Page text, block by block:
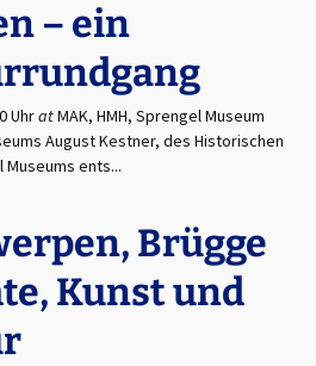
– ein
UhratMAK, HMH, Sprengel Museum
August Kestner, des Historischen
ents...
Brügge
Kunst und